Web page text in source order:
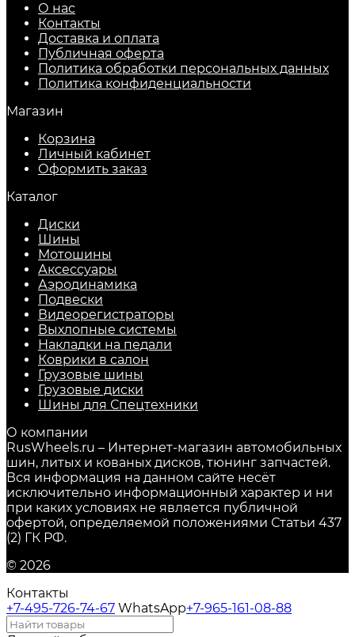
О нас
Контакты
Доставка и оплата
Публичная оферта
Политика обработки персональных данных
​Политика конфиденциальности
Магазин
Корзина
Личный кабинет
Оформить заказ
Каталог
Диски
Шины
Мотошины
Аксессуары
Аэродинамика
Подвески
Видеорегистраторы
Выхлопные системы
Накладки на педали
Коврики в салон
Грузовые шины
Грузовые диски
Шины для Спецтехники
О компании
RusWheels.ru – Интернет-магазин автомобильных
шин, литых и кованых дисков, тюнинг запчастей.
Вся информация на данном сайте несёт
исключительно информационный характер и ни
при каких условиях не является публичной
офертой, определяемой положениями Статьи 437
(2) ГК РФ.
© 2026
Контакты
+7-495-726-74-67 WhatsApp+7-965-161-08-88